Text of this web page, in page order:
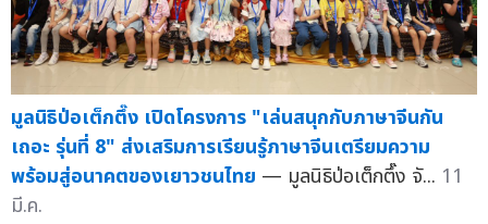
มูลนิธิป่อเต็กตึ๊ง เปิดโครงการ "เล่นสนุกกับภาษาจีนกัน
เถอะ รุ่นที่ 8" ส่งเสริมการเรียนรู้ภาษาจีนเตรียมความ
พร้อมสู่อนาคตของเยาวชนไทย — มูลนิธิป่อเต็กตึ๊ง จั... 11
มี.ค.